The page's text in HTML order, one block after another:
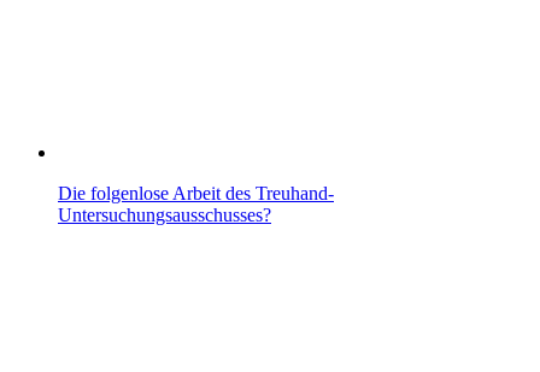
Die folgenlose Arbeit des Treuhand-
Untersuchungsausschusses?